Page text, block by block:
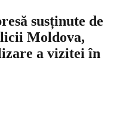
susținute de
Moldova,
a vizitei în